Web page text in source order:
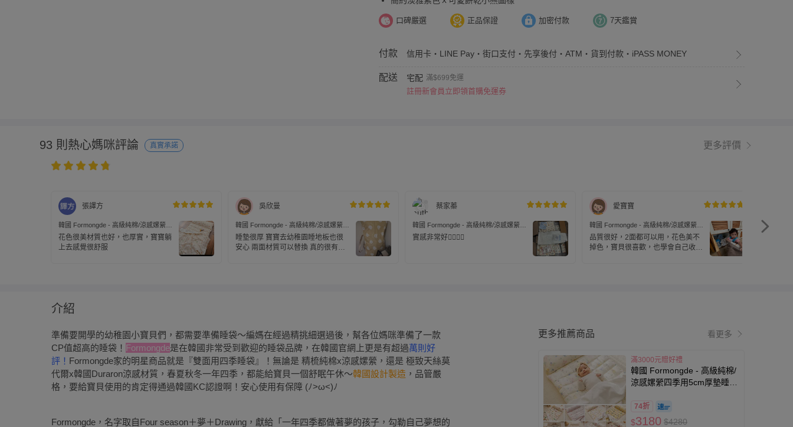
口碑嚴選 正品保證 加密付款 7天鑑賞
付款 信用卡・LINE Pay・街口支付・先享後付・ATM・貨到付款・iPASS MONEY
配送 宅配 滿$699免運
註冊新會員立即領首購免運券
93 則熱心媽咪評論 真實承諾 更多評價
張譯方
韓國 Formongde - 高級純棉/涼感嫘縈四
季用5cm厚墊睡袋組-餅乾小熊
花色很美材質也好，也厚實，寶寶躺
上去感覺很舒服
吳欣曼
韓國 Formongde - 高級純棉/涼感嫘縈四
季用5cm厚墊睡袋組-花叢玩耍花豹
睡墊很厚 寶寶去幼稚園睡地板也很
安心 兩面材質可以替換 真的很有質
蔡家蓁
韓國 Formongde - 高級純棉/涼感嫘縈四
季用5cm厚墊睡袋組-餅乾小熊
實感非常好👍🏻👍🏻
愛寶寶
韓國 Formongde - 高級純棉/涼感嫘縈四
季用5cm厚墊睡袋組-花叢玩耍花豹
品質很好，2面都可以用，花色美不
掉色，寶貝很喜歡，也學會自己收
韓國
介紹
準備要開學的幼稚園小寶貝們，都需要準備睡袋～編媽在經過精挑細選過後，幫各位媽咪準備了一款
CP值超高的睡袋！ Formongde是在韓國非常受到歡迎的睡袋品牌，在韓國官網上更是有超過萬則好
評！ Formongde家的明星商品就是『雙面用四季睡袋』！無論是 精梳純棉x涼感嫘縈，還是 極致天絲莫
代爾x韓國Duraron涼感材質，春夏秋冬一年四季，都能給寶貝一個舒眠午休～韓國設計製造 ，品管嚴
格，要給寶貝使用的肯定得通過韓國KC認證啊！安心使用有保障 (ﾉ>ω<)ﾉ
Formongde，名字取自Four season＋夢＋Drawing，獻給「一年四季都做著夢的孩子，勾勒自己夢想的
更多推薦商品 看更多
滿3000元贈好禮
韓國 Formongde - 高級純棉/
涼感嫘縈四季用5cm厚墊睡袋
74折
$3180 $4280